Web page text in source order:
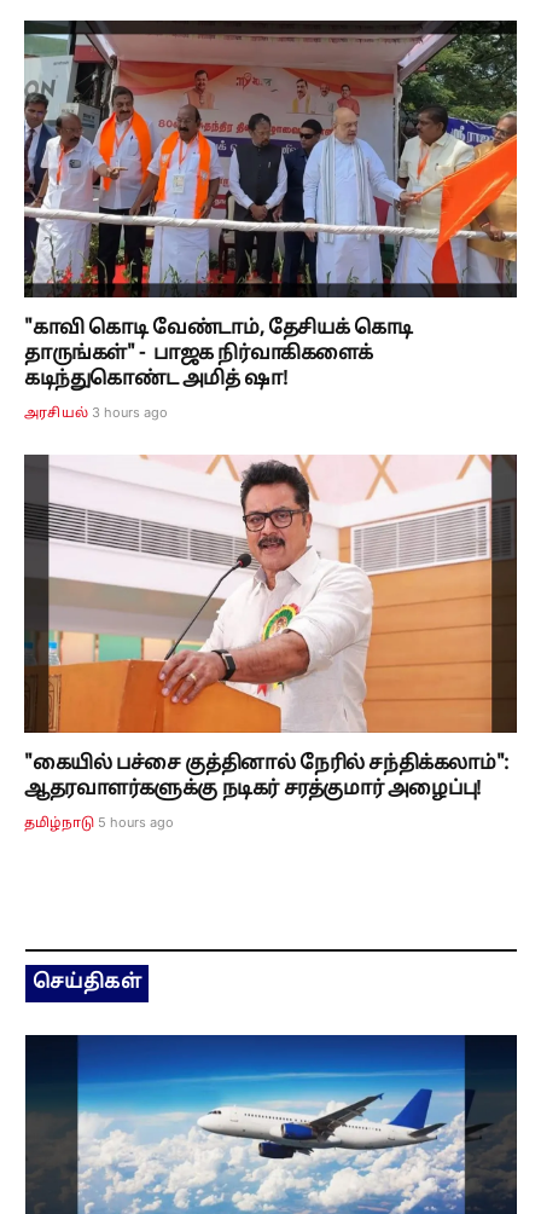
"காவி கொடி வேண்டாம், தேசியக் கொடி
தாருங்கள்" - பாஜக நிர்வாகிகளைக்
கடிந்துகொண்ட அமித் ஷா!
அரசியல் 3 hours ago
"கையில் பச்சை குத்தினால் நேரில் சந்திக்கலாம்":
ஆதரவாளர்களுக்கு நடிகர் சரத்குமார் அழைப்பு!
தமிழ்நாடு 5 hours ago
செய்திகள்